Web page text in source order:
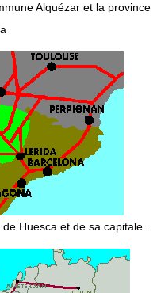
Alquézar et la province
Huesca et de sa capitale.